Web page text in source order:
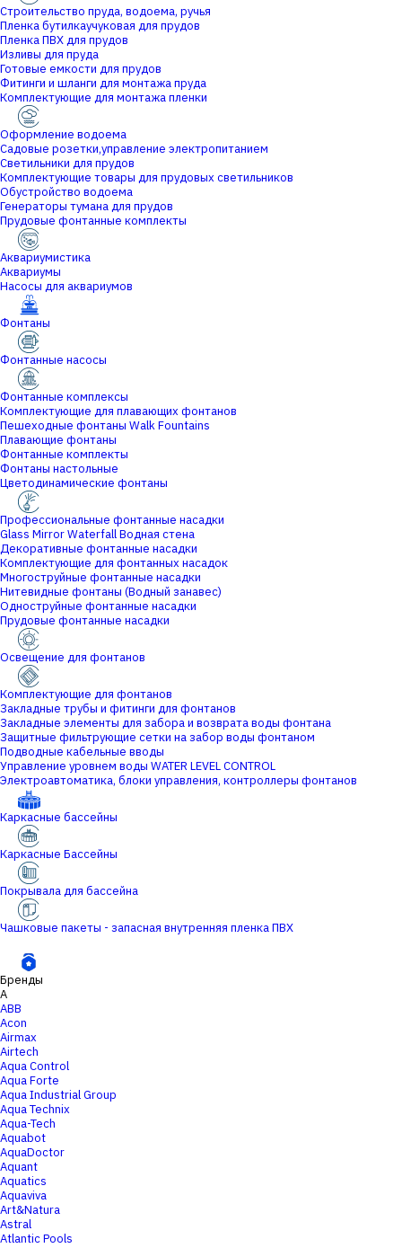
Строительство пруда, водоема, ручья
Пленка бутилкаучуковая для прудов
Пленка ПВХ для прудов
Изливы для пруда
Готовые емкости для прудов
Фитинги и шланги для монтажа пруда
Комплектующие для монтажа пленки
Оформление водоема
Садовые розетки,управление электропитанием
Светильники для прудов
Комплектующие товары для прудовых светильников
Обустройство водоема
Генераторы тумана для прудов
Прудовые фонтанные комплекты
Аквариумистика
Аквариумы
Насосы для аквариумов
Фонтаны
Фонтанные насосы
Фонтанные комплексы
Комплектующие для плавающих фонтанов
Пешеходные фонтаны Walk Fountains
Плавающие фонтаны
Фонтанные комплекты
Фонтаны настольные
Цветодинамические фонтаны
Профессиональные фонтанные насадки
Glass Mirror Waterfall Водная стена
Декоративные фонтанные насадки
Комплектующие для фонтанных насадок
Многоструйные фонтанные насадки
Нитевидные фонтаны (Водный занавес)
Одноструйные фонтанные насадки
Прудовые фонтанные насадки
Освещение для фонтанов
Комплектующие для фонтанов
Закладные трубы и фитинги для фонтанов
Закладные элементы для забора и возврата воды фонтана
Защитные фильтрующие сетки на забор воды фонтаном
Подводные кабельные вводы
Управление уровнем воды WATER LEVEL CONTROL
Электроавтоматика, блоки управления, контроллеры фонтанов
Каркасные бассейны
Каркасные Бассейны
Покрывала для бассейна
Чашковые пакеты - запасная внутренняя пленка ПВХ
Бренды
A
ABB
Acon
Airmax
Airtech
Aqua Control
Aqua Forte
Aqua Industrial Group
Aqua Technix
Aqua-Tech
Aquabot
AquaDoctor
Aquant
Aquatics
Aquaviva
Art&Natura
Astral
Atlantic Pools